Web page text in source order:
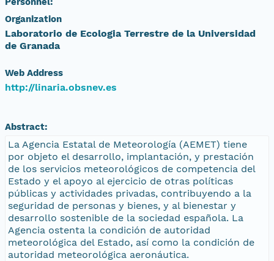
Organization
Laboratorio de Ecologia Terrestre de la Universidad
de Granada
Web Address
http://linaria.obsnev.es
Abstract:
La Agencia Estatal de Meteorología (AEMET) tiene
por objeto el desarrollo, implantación, y prestación
de los servicios meteorológicos de competencia del
Estado y el apoyo al ejercicio de otras políticas
públicas y actividades privadas, contribuyendo a la
seguridad de personas y bienes, y al bienestar y
desarrollo sostenible de la sociedad española. La
Agencia ostenta la condición de autoridad
meteorológica del Estado, así como la condición de
autoridad meteorológica aeronáutica.